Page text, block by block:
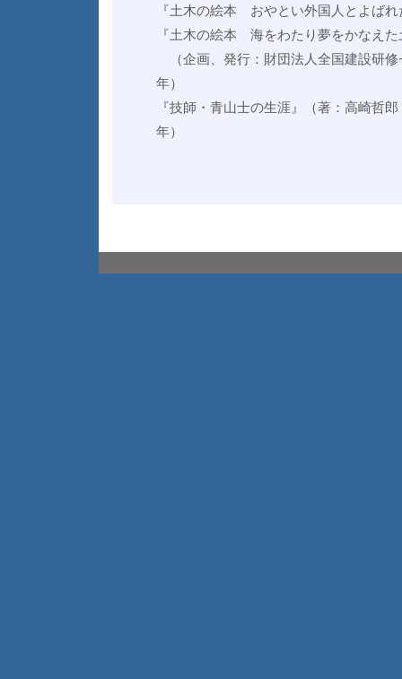
『土木の絵本 おやとい外国人とよばれ
『土木の絵本 海をわたり夢をかなえ
（企画、発行：財団法人全国建設研
年）
『技師・青山士の生涯』（著：高崎
年）